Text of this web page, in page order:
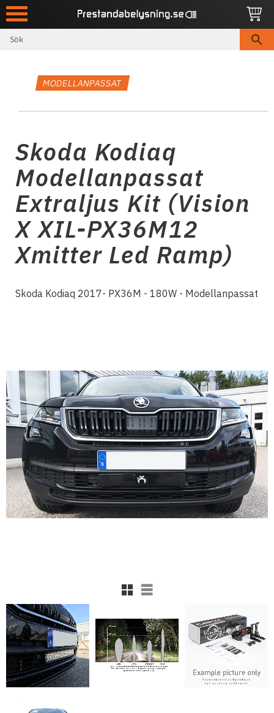
Meny
MODELLANPASSAT
Skoda Kodiaq
Modellanpassat
Extraljus Kit (Vision
X XIL-PX36M12
Xmitter Led Ramp)
Skoda Kodiaq 2017- PX36M - 180W - Modellanpassat
Rutnätsvy
Listvy